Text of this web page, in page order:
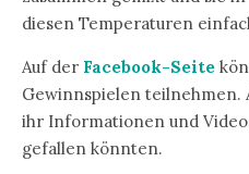
diesen Temperaturen
Auf der Facebook-Seite
Gewinnspielen teilnehmen.
ihr Informationen und
gefallen könnten.